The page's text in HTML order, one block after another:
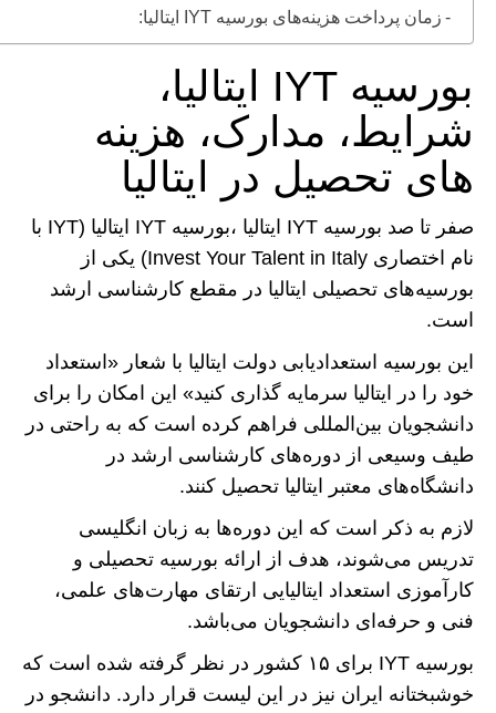
زمان پرداخت هزینه‌های بورسیه IYT ایتالیا:
بورسیه IYT ایتالیا،
شرایط، مدارک، هزینه
های تحصیل در ایتالیا
صفر تا صد بورسیه IYT ایتالیا ،بورسیه IYT ایتالیا (IYT با
نام اختصاری Invest Your Talent in Italy) یکی از
بورسیه‌های تحصیلی ایتالیا در مقطع کارشناسی ارشد
است.
این بورسیه استعدادیابی دولت ایتالیا با شعار «استعداد
خود را در ایتالیا سرمایه گذاری کنید» این امکان را برای
دانشجویان بین‌المللی فراهم کرده است که به راحتی در
طیف وسیعی از دوره‌های کارشناسی ارشد در
دانشگاه‌های معتبر ایتالیا تحصیل کنند.
لازم به ذکر است که این دوره‌ها به زبان انگلیسی
تدریس می‌شوند، هدف از ارائه بورسیه تحصیلی و
کارآموزی استعداد ایتالیایی ارتقای مهارت‌های علمی،
فنی و حرفه‌ای دانشجویان می‌باشد.
بورسیه IYT برای ۱۵ کشور در نظر گرفته شده است که
خوشبختانه ایران نیز در این لیست قرار دارد. دانشجو در